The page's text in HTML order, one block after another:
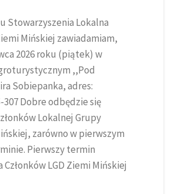
Stowarzyszenia Lokalna
Mińskiej zawiadamiam,
2026 roku (piątek) w
,,Pod
Sobiepanka, adres:
307 Dobre odbędzie się
Lokalnej Grupy
zarówno w pierwszym
Pierwszy termin
LGD Ziemi Mińskiej